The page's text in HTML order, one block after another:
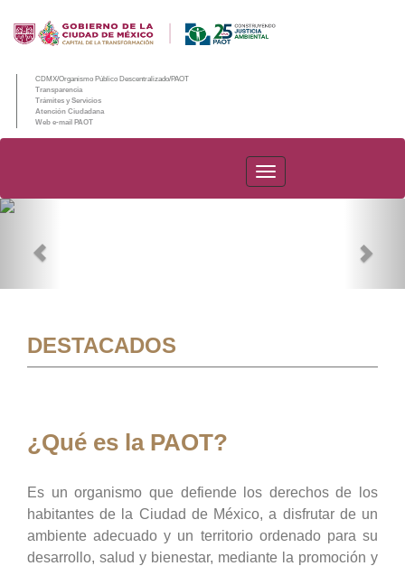
CDMX/Organismo Público Descentralizado/PAOT
Transparencia
Trámites y Servicios
Atención Ciudadana
Web e-mail PAOT
PAOT
DESTACADOS
¿Qué es la PAOT?
Es un organismo que defiende los derechos de los
habitantes de la Ciudad de México, a disfrutar de un
ambiente adecuado y un territorio ordenado para su
desarrollo, salud y bienestar, mediante la promoción y